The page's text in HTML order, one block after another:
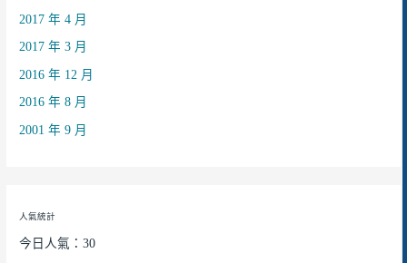
2017 年 4 月
2017 年 3 月
2016 年 12 月
2016 年 8 月
2001 年 9 月
人氣統計
今日人氣：30